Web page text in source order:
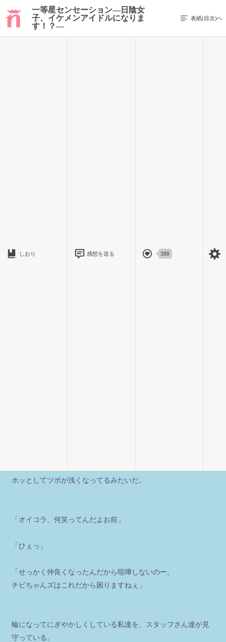
一等星センセーション―日陰女
子、イケメンアイドルになりま
す！？―
表紙(目次)へ
しおり 感想を送る 388
ホッとしてツボが浅くなってるみたいだ。
「オイコラ、何笑ってんだよお前」
「ひぇっ」
「せっかく仲良くなったんだから喧嘩しないのー。
チビちゃんズはこれだから困りますねぇ」
輪になってにぎやかしくしている私達を、スタッフさん達が見
守っている。